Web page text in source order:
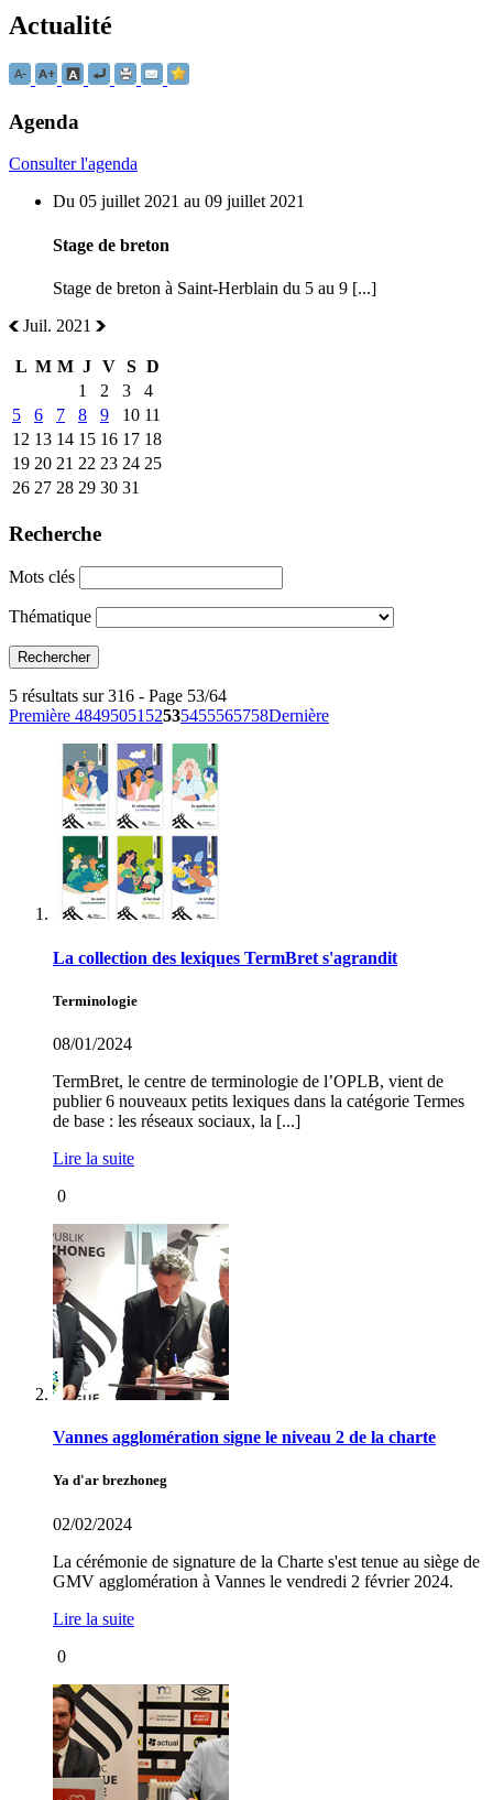
Actualité
Agenda
Consulter l'agenda
Du 05 juillet 2021 au 09 juillet 2021
Stage de breton
Stage de breton à Saint-Herblain du 5 au 9 [...]
Juil. 2021
L M M J V S D
1
2 3
4
5
6 7 8 9 10 11
12 13 14 15 16 17 18
19 20 21 22 23 24 25
26 27 28 29 30 31
Recherche
Mots clés
Thématique
5 résultats sur 316 - Page 53/64
Première 48495051 52535455565758Dernière
La collection des lexiques TermBret s'agrandit
Terminologie
08/01/2024
TermBret, le centre de terminologie de l’OPLB, vient de
publier 6 nouveaux petits lexiques dans la catégorie Termes
de base : les réseaux sociaux, la [...]
Lire la suite
0
Vannes agglomération signe le niveau 2 de la charte
Ya d'ar brezhoneg
02/02/2024
La cérémonie de signature de la Charte s'est tenue au siège de
GMV agglomération à Vannes le vendredi 2 février 2024.
Lire la suite
0